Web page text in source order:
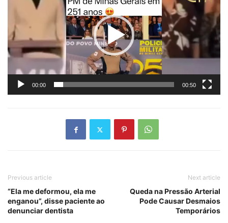
00:00 00:50
Previous article
“Ela me deformou, ela me
enganou”, disse paciente ao
denunciar dentista
Next article
Queda na Pressão Arterial
Pode Causar Desmaios
Temporários